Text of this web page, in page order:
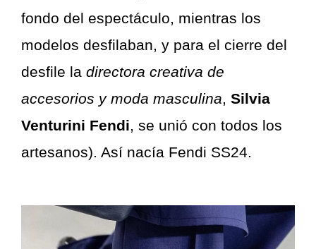
fondo del espectáculo, mientras los
modelos desfilaban, y para el cierre del
desfile la directora creativa de
accesorios y moda masculina, Silvia
Venturini Fendi, se unió con todos los
artesanos). Así nacía Fendi SS24.